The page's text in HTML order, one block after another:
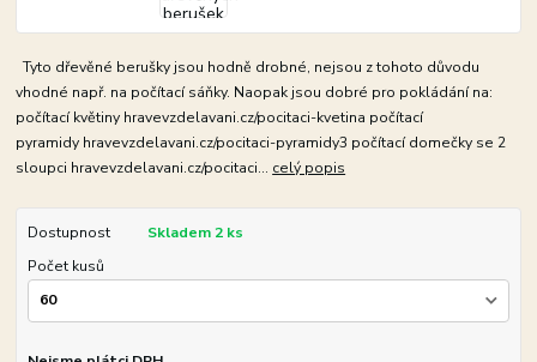
Tyto dřevěné berušky jsou hodně drobné, nejsou z tohoto důvodu
vhodné např. na počítací sáňky. Naopak jsou dobré pro pokládání na:
počítací květiny hravevzdelavani.cz/pocitaci-kvetina počítací
pyramidy hravevzdelavani.cz/pocitaci-pyramidy3 počítací domečky se 2
sloupci hravevzdelavani.cz/pocitaci... celý popis
Dostupnost
Skladem 2 ks
Počet kusů